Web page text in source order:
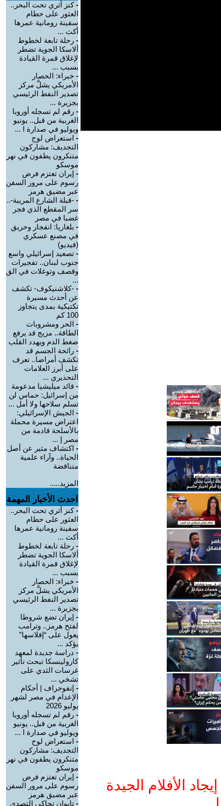
الأفلام الجيدة
-كنز أثري تحت البحر..
العثور على حطام
سفينة رومانية عمرها
أكث ...
- رحلة تابعة لخطوط
ألاسكا الجوية تضطر
لإغلاق قمرة القيادة
بسبب ...
- خبراء: الحصار
الأمريكي يشلَّ مركز
تصدير النفط الرئيسي
بجزيرة ...
- رقم لم تسجله أوروبا
الغربية من قبل.. يونيو
ويوليو في صدارة ا ...
- استعراض لوح
التجديف: مشاركون
متنكرون يطفون في نهر
موسكو
- إيران تعتزم فرض
رسوم على مرور السفن
عبر مضيق هرمز
- -قبلة الشارع المريبة-..
سر المقطع الذي فجر
غضبا في مصر
- بلغاريا: انفجار وحريق
في مصنع عسكري
(فيديو)
- تصعيد إسرائيلي واسع
جنوب لبنان.. تفجيرات
وقصف وتوغلات في الق
...
- -كلاشنيكوف- تكشف
عن أحدث مسيرة
تكتيكية بمدى يتجاوز
100 كم
- الحر ومشروبات
الطاقة.. مزيج قد يرفع
ضغط الدم ويهدد القلب
- رائحة الجسم قد
تكشف أمراضا.. تعرف
على أبرز العلامات
التحذيري ...
- قائد ميليشيا مدعومة
من إسرائيل: حماس لن
تسلم سلاحها ولا أمل ...
- الجيش الإسرائيلي:
اعتراض مسيرة محملة
بالأسلحة قادمة من
مصر إ ...
- اكتشاف مثير عن أصل
الحياة.. وآراء علمية
متناقضة
المزيد.....
احدث الأخبار المهمة
-كنز أثري تحت البحر..
العثور على حطام
سفينة رومانية عمرها
أكث ...
- رحلة تابعة لخطوط
ألاسكا الجوية تضطر
لإغلاق قمرة القيادة
بسبب ...
- خبراء: الحصار
الأمريكي يشلَّ مركز
تصدير النفط الرئيسي
بجزيرة ...
- إيران تضع شروطا
لفتح هرمز.. وترامب
يعول على “إفلاسها”
يؤكد ...
- دراسة جديدة لمعهد
كارولينسكا تبحث تأثير
غرسات الثدي على
تشخي ...
- إنفوجراف | أحكام
الإعدام في مصر لشهر
يوليو 2026
- رقم لم تسجله أوروبا
الغربية من قبل.. يونيو
ويوليو في صدارة ا ...
- استعراض لوح
التجديف: مشاركون
متنكرون يطفون في نهر
موسكو
- إيران تعتزم فرض
رسوم على مرور السفن
عبر مضيق هرمز
- تايوان تحاكي التصدي